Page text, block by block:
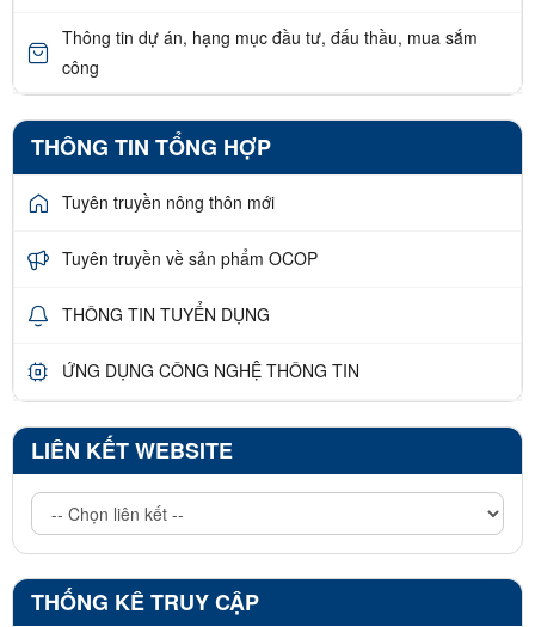
Thông tin dự án, hạng mục đầu tư, đấu thầu, mua sắm
công
THÔNG TIN TỔNG HỢP
Tuyên truyền nông thôn mới
Tuyên truyền về sản phẩm OCOP
THÔNG TIN TUYỂN DỤNG
ỨNG DỤNG CÔNG NGHỆ THÔNG TIN
LIÊN KẾT WEBSITE
THỐNG KÊ TRUY CẬP